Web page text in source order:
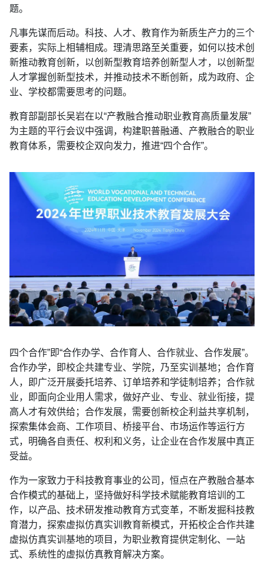
题。
凡事先谋而后动。科技、人才、教育作为新质生产力的三个
要素，实际上相辅相成。理清思路至关重要，如何以技术创
新推动教育创新，以创新型教育培养创新型人才，以创新型
人才掌握创新型技术，并推动技术不断创新，成为政府、企
业、学校都需要思考的问题。
教育部副部长吴岩在以“产教融合推动职业教育高质量发展”
为主题的平行会议中强调，构建职普融通、产教融合的职业
教育体系，需要校企双向发力，推进“四个合作”。
四个合作”即“合作办学、合作育人、合作就业、合作发展”。
合作办学，即校企共建专业、学院，乃至实训基地；合作育
人，即广泛开展委托培养、订单培养和学徒制培养；合作就
业，即面向企业用人需求，做好产业、专业、就业衔接，提
高人才有效供给；合作发展，需要创新校企利益共享机制，
探索集体会商、工作项目、桥接平台、市场运作等运行方
式，明确各自责任、权利和义务，让企业在合作发展中真正
受益。
作为一家致力于科技教育事业的公司，恒点在产教融合基本
合作模式的基础上，坚持做好科学技术赋能教育培训的工
作，以产品、技术研发推动教育方式变革，不断发掘科技教
育潜力，探索虚拟仿真实训教育新模式，开拓校企合作共建
虚拟仿真实训基地的项目，为职业教育提供定制化、一站
式、系统性的虚拟仿真教育解决方案。